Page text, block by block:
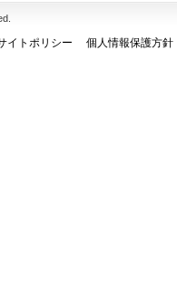
イトポリシー
個人情報保護方針